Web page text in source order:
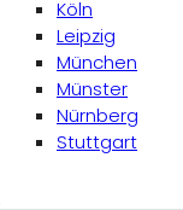
Köln
Leipzig
München
Münster
Nürnberg
Stuttgart